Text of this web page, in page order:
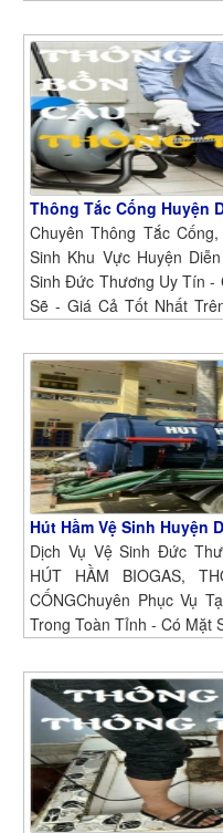
Thông Tắc Cống Huyện
Chuyên Thông Tắc
Sinh Khu Vực Huyện
Sinh Đức Thương Uy Tín -
Sẽ - Giá Cả Tốt Nhất
Hút Hầm Vệ Sinh Huyện
Dịch Vụ Vệ Sinh Đức
HÚT HẦM BIOGAS,
CỐNGChuyên Phục Vụ
Trong Toàn Tỉnh - Có Mặt